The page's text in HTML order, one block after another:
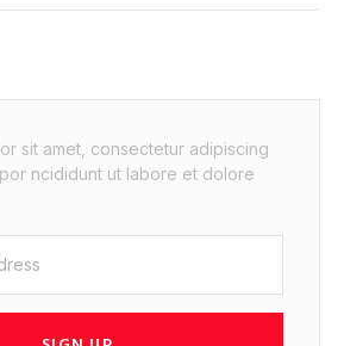
sit amet, consectetur adipiscing
ncididunt ut labore et dolore